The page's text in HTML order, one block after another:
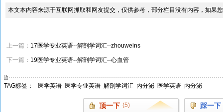
本文本内容来源于互联网抓取和网友提交，仅供参考，部分栏目没有内容，如果
上一篇： 17医学专业英语--解剖学词汇--zhouweins
下一篇： 19医学专业英语--解剖学词汇--心血管
TAG标签： 医学英语 医学专业英语 解剖学词汇 内分泌 医学英语 内分泌
顶一下 (5) 踩一下